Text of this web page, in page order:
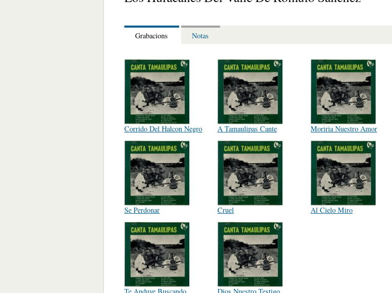
Grabacions Notas
Corrido Del Halcon Negro A Tamaulipas Cante Moriria Nuestro Amor
Se Perdonar Cruel Al Cielo Miro